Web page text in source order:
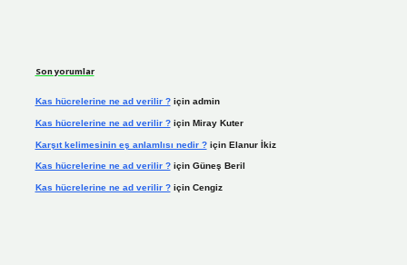
Son yorumlar
Kas hücrelerine ne ad verilir ?için admin
Kas hücrelerine ne ad verilir ?için Miray Kuter
Karşıt kelimesinin eş anlamlısı nedir ?için Elanur İkiz
Kas hücrelerine ne ad verilir ?için Güneş Beril
Kas hücrelerine ne ad verilir ?için Cengiz